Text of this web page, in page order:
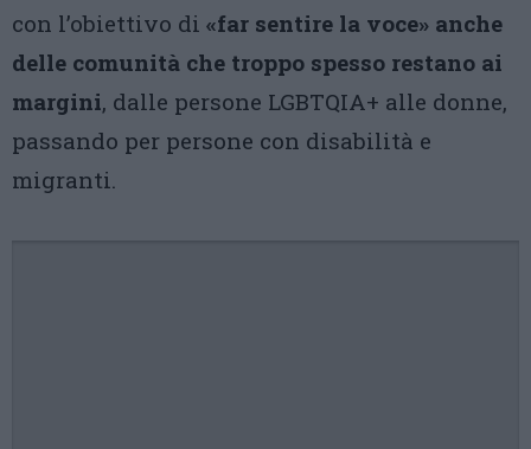
con l’obiettivo di «far sentire la voce» anche
delle comunità che troppo spesso restano ai
margini, dalle persone LGBTQIA+ alle donne,
passando per persone con disabilità e
migranti.